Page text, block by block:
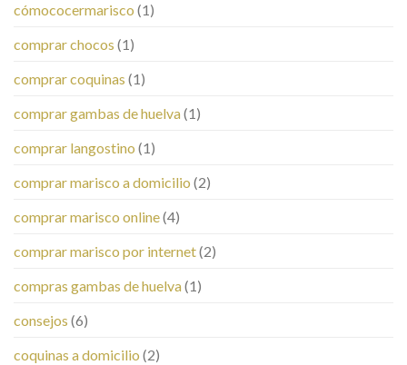
cómococermarisco (1)
comprar chocos (1)
comprar coquinas (1)
comprar gambas de huelva(1)
comprar langostino (1)
comprar marisco a domicilio (2)
comprar marisco online(4)
comprar marisco por internet(2)
compras gambas de huelva(1)
consejos (6)
coquinas a domicilio (2)